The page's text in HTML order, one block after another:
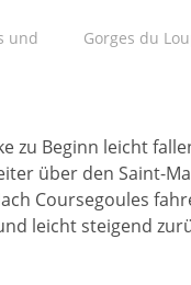
und
Gorges du
zu Beginn leicht
über den Saint-
Coursegoules
leicht steigend